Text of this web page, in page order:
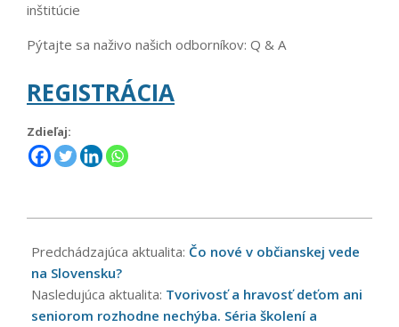
inštitúcie
Pýtajte sa naživo našich odborníkov: Q & A
REGISTRÁCIA
Zdieľaj:
03-
28
Predchádzajúca aktualita: Čo nové v občianskej vede
na Slovensku?
Nasledujúca aktualita: Tvorivosť a hravosť deťom ani
seniorom rozhodne nechýba. Séria školení a